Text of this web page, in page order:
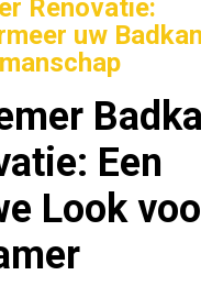
Renovatie:
uw
Een
Look